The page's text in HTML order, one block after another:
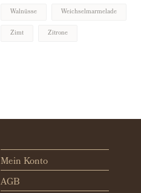
Walnüsse Weichselmarmelade
Zimt Zitrone
Mein Konto
AGB